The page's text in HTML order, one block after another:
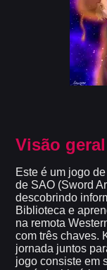
Visão geral
Este é um jogo
de SAO (Sword
descobrindo
Biblioteca e
na remota
com três chaves.
jornada juntos
jogo consiste em